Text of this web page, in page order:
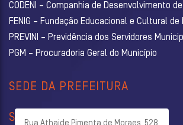
CODENI – Companhia de Desenvolvimento
FENIG – Fundação Educacional e Cultural de
PREVINI – Previdência dos Servidores
PGM – Procuradoria Geral do Município
SEDE DA PREFEITURA
SECRETARIAS